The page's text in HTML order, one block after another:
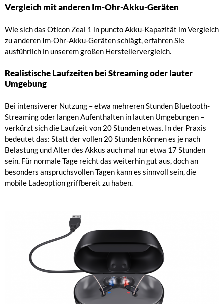
Vergleich mit anderen Im-Ohr-Akku-Geräten
Wie sich das Oticon Zeal 1 in puncto Akku-Kapazität im Vergleich
zu anderen Im-Ohr-Akku-Geräten schlägt, erfahren Sie
ausführlich in unseremgroßen Herstellervergleich.
Realistische Laufzeiten bei Streaming oder lauter
Umgebung
Bei intensiverer Nutzung – etwa mehreren Stunden Bluetooth-
Streaming oder langen Aufenthalten in lauten Umgebungen –
verkürzt sich die Laufzeit von 20 Stunden etwas. In der Praxis
bedeutet das: Statt der vollen 20 Stunden können es je nach
Belastung und Alter des Akkus auch mal nur etwa 17 Stunden
sein. Für normale Tage reicht das weiterhin gut aus, doch an
besonders anspruchsvollen Tagen kann es sinnvoll sein, die
mobile Ladeoption griffbereit zu haben.